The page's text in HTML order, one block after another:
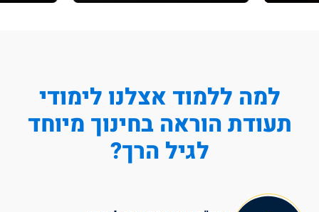
למה ללמוד אצלנו לימודי
תעודת הוראה בחינוך מיוחד
לגיל הרך?